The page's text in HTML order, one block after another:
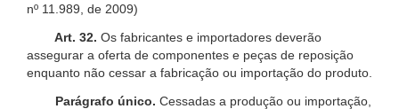
nº 11.989, de 2009)
Art. 32. Os fabricantes e importadores deverão
assegurar a oferta de componentes e peças de reposição
enquanto não cessar a fabricação ou importação do produto.
Parágrafo único. Cessadas a produção ou importação,